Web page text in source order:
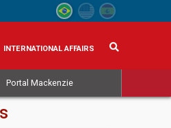
INTERNATIONAL AFFAIRS
Portal Mackenzie